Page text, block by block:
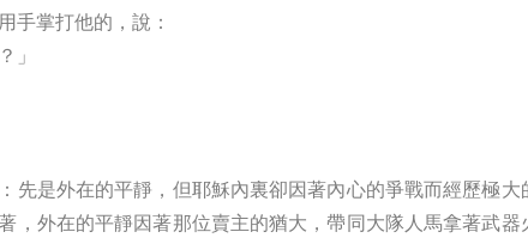
手掌打他的，說：
」
先是外在的平靜，但耶穌內裏卻因著內心的爭戰而經歷極
，外在的平靜因著那位賣主的猶大，帶同大隊人馬拿著武